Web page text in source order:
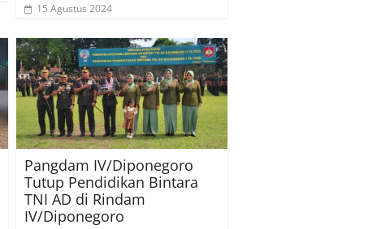
15 Agustus 2024
Pangdam IV/Diponegoro
Tutup Pendidikan Bintara
TNI AD di Rindam
IV/Diponegoro